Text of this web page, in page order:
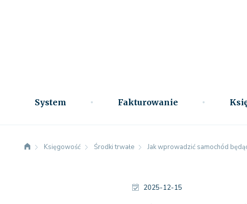
System Fakturowanie
Księgowość Środki trwałe Jak wprowadzić samochód
2025-12-15